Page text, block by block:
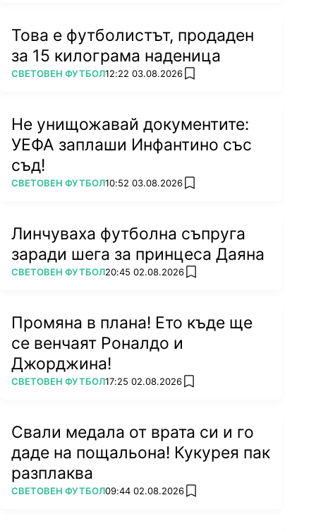
Това е футболистът, продаден
за 15 килограма наденица
ПОВЕЧЕ ОТ
СВЕТОВЕН ФУТБОЛ12:22 03.08.2026 add favorites
Не унищожавай документите:
УЕФА заплаши Инфантино със
съд!
ПОВЕЧЕ ОТ
СВЕТОВЕН ФУТБОЛ10:52 03.08.2026 add favorites
Линчуваха футболна съпруга
заради шега за принцеса Даяна
ПОВЕЧЕ ОТ
СВЕТОВЕН ФУТБОЛ20:45 02.08.2026 add favorites
Промяна в плана! Ето къде ще
се венчаят Роналдо и
Джорджина!
ПОВЕЧЕ ОТ
СВЕТОВЕН ФУТБОЛ17:25 02.08.2026 add favorites
Свали медала от врата си и го
даде на пощальона! Кукурея пак
разплаква
ПОВЕЧЕ ОТ
СВЕТОВЕН ФУТБОЛ09:44 02.08.2026 add favorites